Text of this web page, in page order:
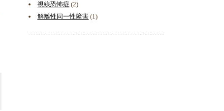
視線恐怖症 (2)
解離性同一性障害 (1)